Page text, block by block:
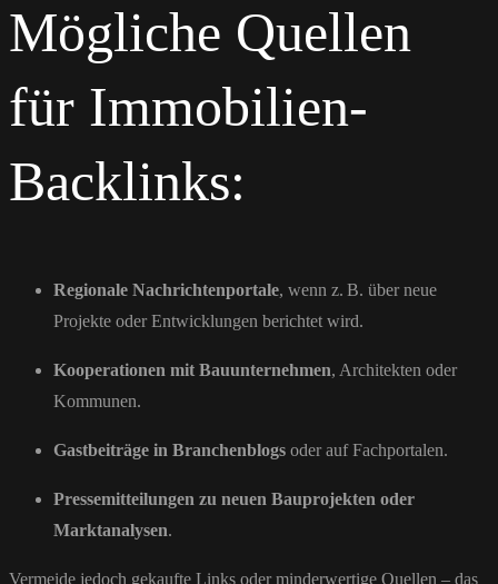
Mögliche Quellen
für Immobilien-
Backlinks:
Regionale Nachrichtenportale, wenn z. B. über neue
Projekte oder Entwicklungen berichtet wird.
Kooperationen mit Bauunternehmen, Architekten oder
Kommunen.
Gastbeiträge in Branchenblogs oder auf Fachportalen.
Pressemitteilungen zu neuen Bauprojekten oder
Marktanalysen.
Vermeide jedoch gekaufte Links oder minderwertige Quellen – das